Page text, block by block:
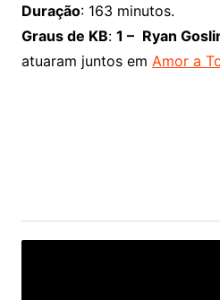
Duração: 163 minutos.
Graus de KB: 1 – Ryan
atuaram juntos em Amor a